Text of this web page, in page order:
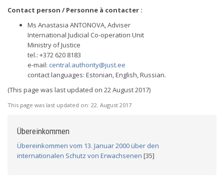
Contact person / Personne à contacter :
Ms Anastasia ANTONOVA, Adviser
International Judicial Co-operation Unit
Ministry of Justice
tel.: +372 620 8183
e-mail: central.authority@just.ee
contact languages: Estonian, English, Russian.
(This page was last updated on 22 August 2017)
This page was last updated on: 22. August 2017
Übereinkommen
Übereinkommen vom 13. Januar 2000 über den
internationalen Schutz von Erwachsenen [35]